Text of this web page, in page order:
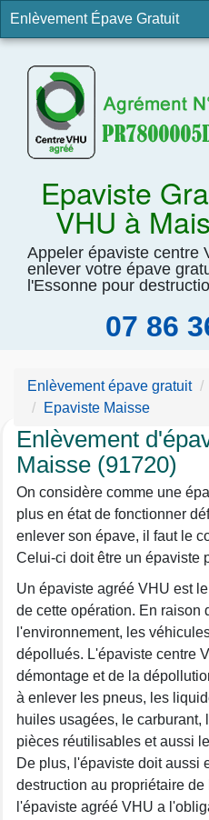
Enlèvement Épave Gratuit
Epaviste
VHU à
Appeler épaviste centre
enlever votre épave
l'Essonne pour
07 86
Enlèvement épave gratuit
Epaviste Maisse
Enlèvement
Maisse (91720)
On considère comme une
plus en état de fonctionner
enlever son épave, il faut le
Celui-ci doit être un épaviste
Un épaviste agréé VHU est
de cette opération. En raison
l'environnement, les
dépollués. L'épaviste centre
démontage et de la
à enlever les pneus, les
huiles usagées, le carburant,
pièces réutilisables et aussi
De plus, l'épaviste doit aussi
destruction au propriétaire de
l'épaviste agréé VHU a